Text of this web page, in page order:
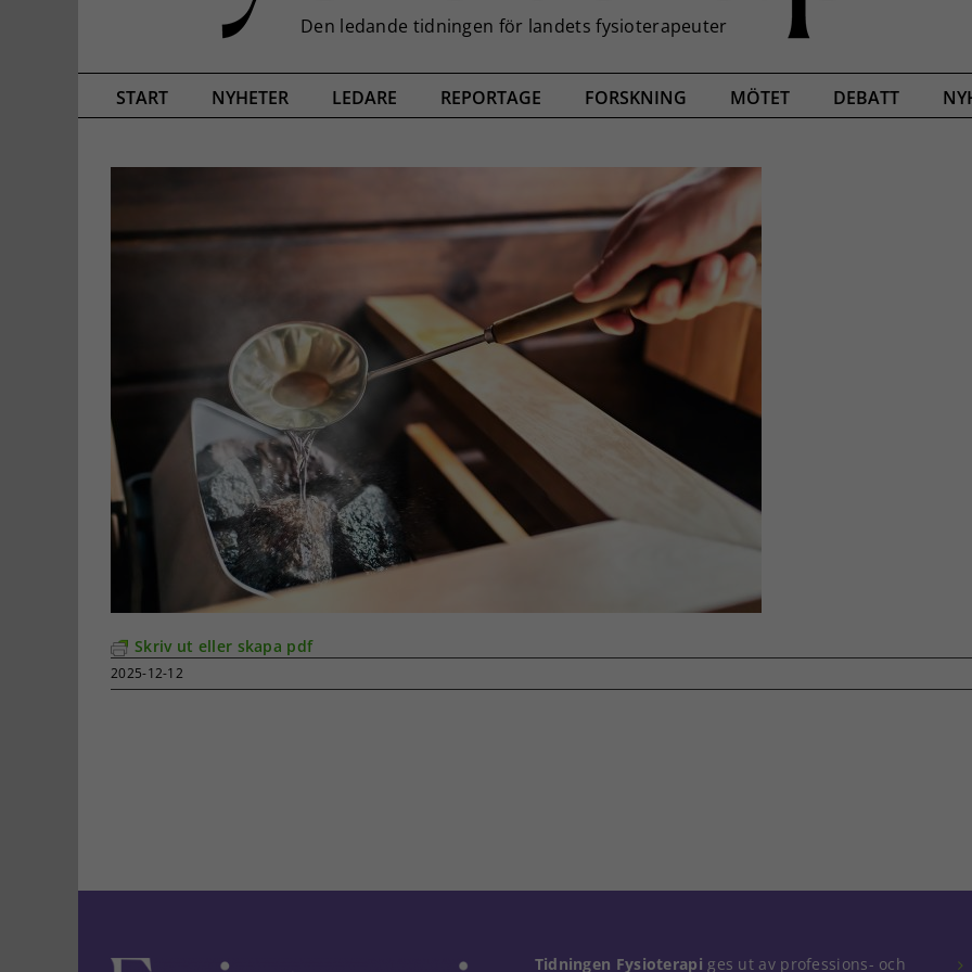
START NYHETER LEDARE REPORTAGE FORSKNING MÖTET DEBATT
Skriv ut eller skapa pdf
2025-12-12
Tidningen Fysioterapi ges ut av professions- och